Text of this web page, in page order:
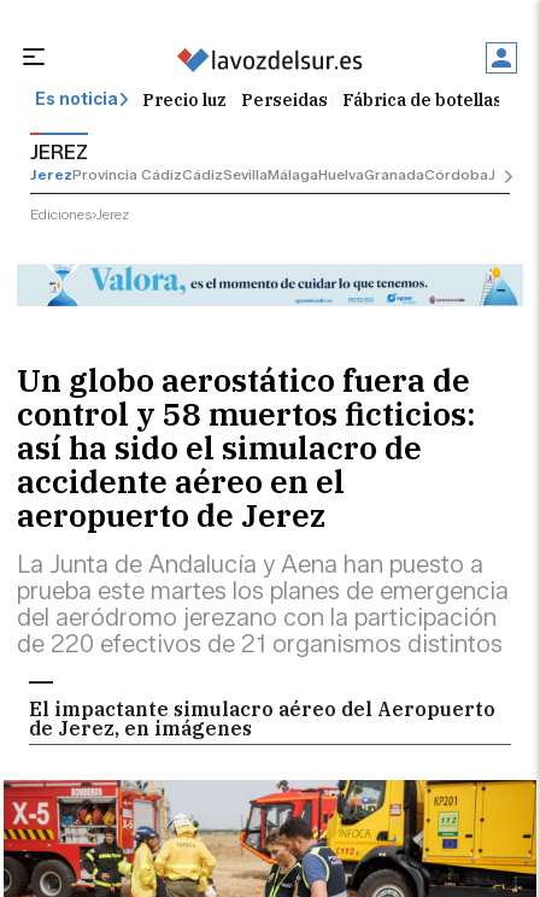
Es noticia Precio luz Perseidas Fábrica de botellas
JEREZ
JerezProvincia CádizCádizSevillaMálagaHuelvaGranadaCórdobaJaén
Ediciones Jerez
Un globo aerostático fuera de
control y 58 muertos ficticios:
así ha sido el simulacro de
accidente aéreo en el
aeropuerto de Jerez
La Junta de Andalucía y Aena han puesto a
prueba este martes los planes de emergencia
del aeródromo jerezano con la participación
de 220 efectivos de 21 organismos distintos
El impactante simulacro aéreo del Aeropuerto
de Jerez, en imágenes